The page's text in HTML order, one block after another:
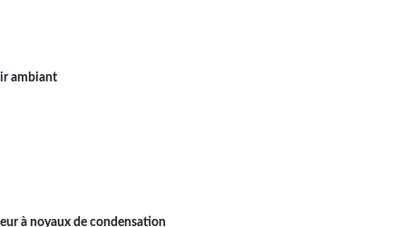
ambiant
à noyaux de condensation